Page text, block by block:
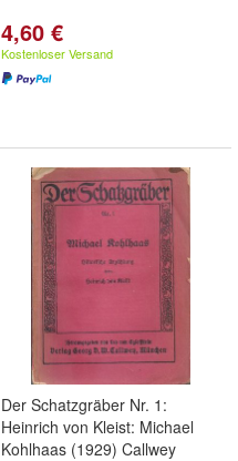
4,60 €
Kostenloser Versand
Der Schatzgräber Nr. 1:
Heinrich von Kleist: Michael
Kohlhaas (1929) Callwey